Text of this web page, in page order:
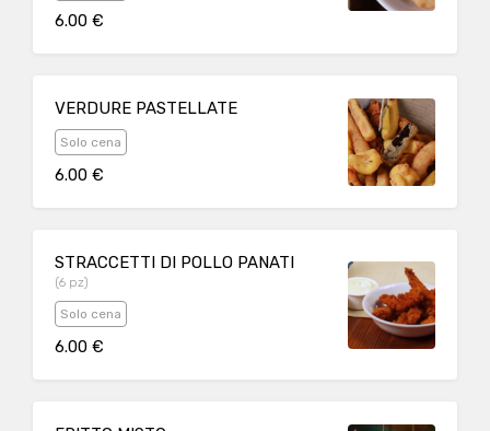
6.00 €
VERDURE PASTELLATE
Solo cena
6.00 €
STRACCETTI DI POLLO PANATI
(6 pz)
Solo cena
6.00 €